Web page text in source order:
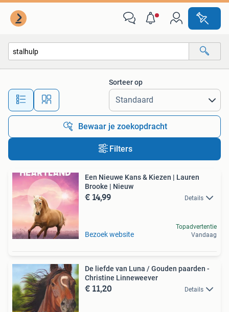
Alle afstanden…
Sorteer op
Bewaar je zoekopdracht
Filters
Een Nieuwe Kans & Kiezen | Lauren
Brooke | Nieuw
€ 14,99 Details
Bezoek website
Topadvertentie
Vandaag
De liefde van Luna / Gouden paarden -
Christine Linneweever
€ 11,20 Details